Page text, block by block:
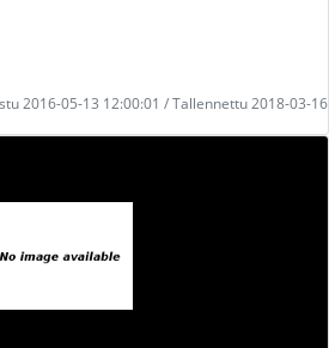
2016-05-13 12:00:01 / Tallennettu 2018-03-16